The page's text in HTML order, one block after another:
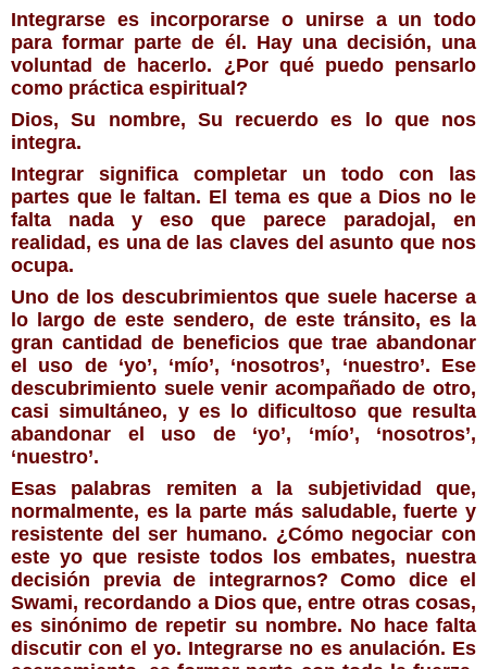
Integrarse es incorporarse o unirse a un todo
para formar parte de él. Hay una decisión, una
voluntad de hacerlo. ¿Por qué puedo pensarlo
como práctica espiritual?
Dios, Su nombre, Su recuerdo es lo que nos
integra.
Integrar significa completar un todo con las
partes que le faltan. El tema es que a Dios no le
falta nada y eso que parece paradojal, en
realidad, es una de las claves del asunto que nos
ocupa.
Uno de los descubrimientos que suele hacerse a
lo largo de este sendero, de este tránsito, es la
gran cantidad de beneficios que trae abandonar
el uso de ‘yo’, ‘mío’, ‘nosotros’, ‘nuestro’. Ese
descubrimiento suele venir acompañado de otro,
casi simultáneo, y es lo dificultoso que resulta
abandonar el uso de ‘yo’, ‘mío’, ‘nosotros’,
‘nuestro’.
Esas palabras remiten a la subjetividad que,
normalmente, es la parte más saludable, fuerte y
resistente del ser humano. ¿Cómo negociar con
este yo que resiste todos los embates, nuestra
decisión previa de integrarnos? Como dice el
Swami, recordando a Dios que, entre otras cosas,
es sinónimo de repetir su nombre. No hace falta
discutir con el yo. Integrarse no es anulación. Es